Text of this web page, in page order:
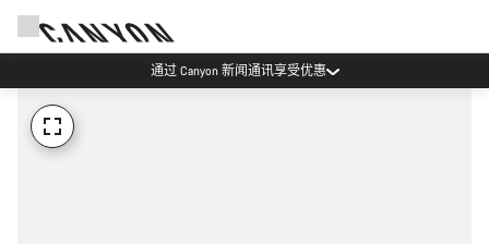
通过 Canyon 新闻通讯享受优惠